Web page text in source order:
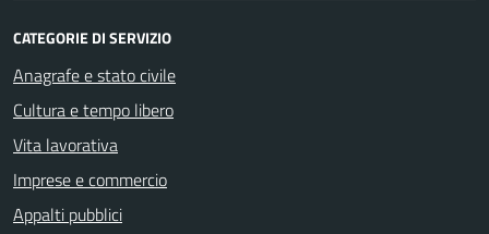
CATEGORIE DI SERVIZIO
Anagrafe e stato civile
Cultura e tempo libero
Vita lavorativa
Imprese e commercio
Appalti pubblici